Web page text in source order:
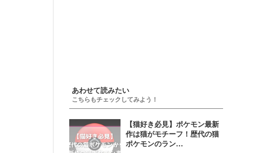
あわせて読みたい
こちらもチェックしてみよう！
【猫好き必見】ポケモン最新
作は猫がモチーフ！歴代の猫
ポケモンのラン…